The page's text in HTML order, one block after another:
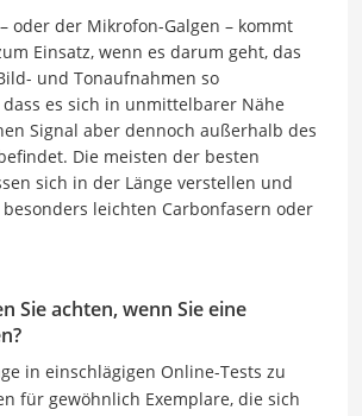
oder der Mikrofon-Galgen – kommt
Einsatz, wenn es darum geht, das
und Tonaufnahmen so
es sich in unmittelbarer Nähe
Signal aber dennoch außerhalb des
Die meisten der besten
sich in der Länge verstellen und
leichten Carbonfasern oder
Sie achten, wenn Sie eine
in einschlägigen Online-Tests zu
für gewöhnlich Exemplare, die sich